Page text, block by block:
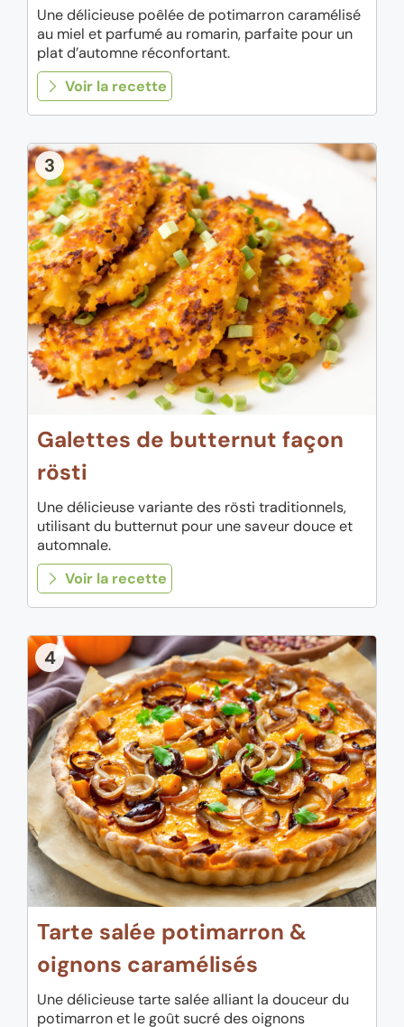
Une délicieuse poêlée de potimarron caramélisé
au miel et parfumé au romarin, parfaite pour un
plat d’automne réconfortant.
Voir la recette
3
Galettes de butternut façon
rösti
Une délicieuse variante des rösti traditionnels,
utilisant du butternut pour une saveur douce et
automnale.
Voir la recette
4
Tarte salée potimarron &
oignons caramélisés
Une délicieuse tarte salée alliant la douceur du
potimarron et le goût sucré des oignons